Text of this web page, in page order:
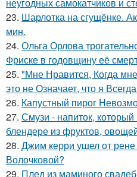
23. Шарлотка на сгущёнке.
мин.
24. Ольга Орлова
Фриске в годовщину её
25. "Мне Нравится, Когда
это не Означает, что я
26. Капустный пирог
27. Смузи - напиток,
блендере из фруктов,
28. Джим керри ушел от рене
Волочковой?
29. Плед из маминого